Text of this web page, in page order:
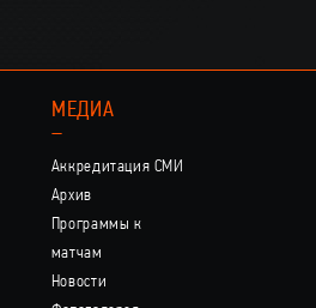
МЕДИА
–
Аккредитация СМИ
Архив
Программы к
матчам
Новости